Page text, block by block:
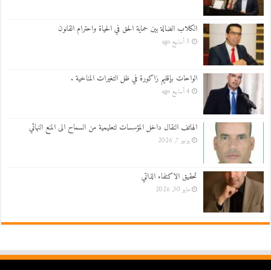
الكلاب الضالة بين حماية الحق في الحياة واحترام القانون
3 أسابيع ago
الواحات بإقليم زاكورة في ظل التغيرات المناخية .
4 أسابيع ago
الهاتف النقال داخل المؤسسات لتعليمية من السماح الى المنع النهائي
يونيو 7, 2026
تحقيق الاكتفاء الذاتي
مايو 30, 2026